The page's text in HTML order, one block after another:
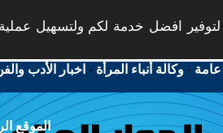
لتوفير افضل خدمة لكم ولتسهيل
عامة -وكالة أنباء المرأة - اخبار الأدب
الموقع